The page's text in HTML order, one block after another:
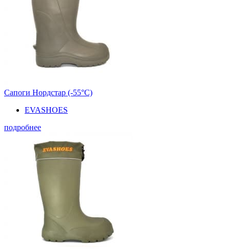
Сапоги Нордстар (-55°С)
EVASHOES
подробнее